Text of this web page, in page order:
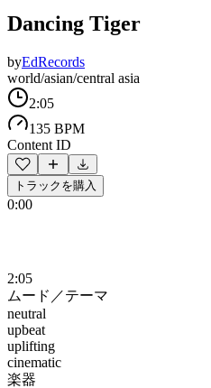
Dancing Tiger
byEdRecords
world/asian/central asia
2:05
135 BPM
Content ID
トラックを購入
0:00
2:05
ムード／テーマ
neutral
upbeat
uplifting
cinematic
楽器